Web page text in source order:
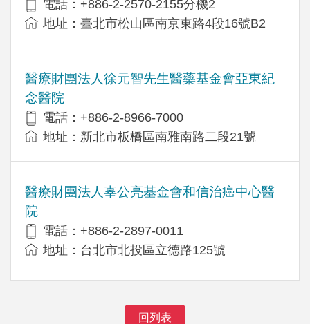
電話：+886-2-2570-2155分機2
地址：臺北市松山區南京東路4段16號B2
醫療財團法人徐元智先生醫藥基金會亞東紀
念醫院
電話：+886-2-8966-7000
地址：新北市板橋區南雅南路二段21號
醫療財團法人辜公亮基金會和信治癌中心醫
院
電話：+886-2-2897-0011
地址：台北市北投區立德路125號
回列表